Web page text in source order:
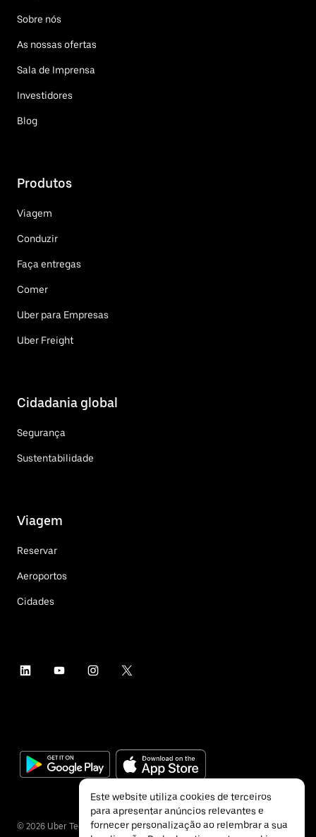
Sobre nós
As nossas ofertas
Sala de Imprensa
Investidores
Blog
Produtos
Viagem
Conduzir
Faça entregas
Comer
Uber para Empresas
Uber Freight
Cidadania global
Segurança
Sustentabilidade
Viagem
Reservar
Aeroportos
Cidades
© 2026 Uber Technologies Inc.
Este website utiliza cookies de terceiros
para apresentar anúncios relevantes e
fornecer personalização ao relembrar a sua